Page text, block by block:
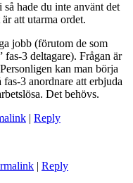
hade du inte använt det
att utarma ordet.
jobb (förutom de som
fas-3 deltagare). Frågan är
kan man börja
3 anordnare att erbjuda
Det behövs.
| Reply
| Reply